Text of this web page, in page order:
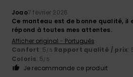
Joao7 février 2026
Ce manteau est de bonne qualité, il
répond à toutes mes attentes.
Afficher original - Português
Confort: 5/5 Rapport qualité / prix:
Coloris: 5/5
Je recommande ce produit